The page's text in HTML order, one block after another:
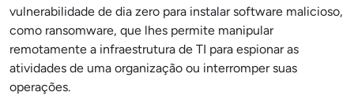
vulnerabilidade de dia zero para instalar software malicioso,
como ransomware, que lhes permite manipular
remotamente a infraestrutura de TI para espionar as
atividades de uma organização ou interromper suas
operações.